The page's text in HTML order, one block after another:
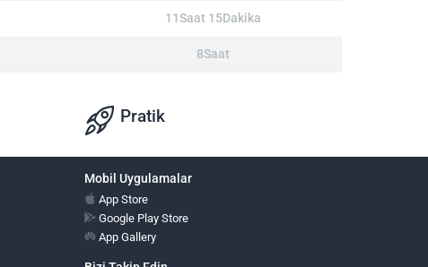
11Saat 15Dakika
8Saat
Pratik
Mobil Uygulamalar
App Store
Google Play Store
App Gallery